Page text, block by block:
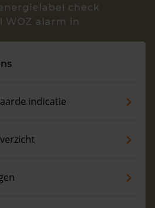
08:00 -18:00
check
WOZ alarm in
indicatie